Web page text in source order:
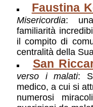
Faustina
Misericordia:
familiarità
il compito di
centralità della
San
verso i malati:
medico, a cui si
numerosi